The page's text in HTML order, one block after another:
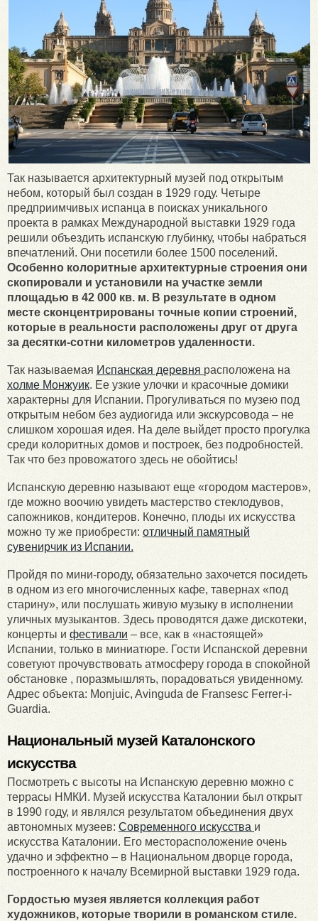
Так называется архитектурный музей под открытым
небом, который был создан в 1929 году. Четыре
предприимчивых испанца в поисках уникального
проекта в рамках Международной выставки 1929 года
решили объездить испанскую глубинку, чтобы набраться
впечатлений. Они посетили более 1500 поселений.
Особенно колоритные архитектурные строения они
скопировали и установили на участке земли
площадью в 42 000 кв. м. В результате в одном
месте сконцентрированы точные копии строений,
которые в реальности расположены друг от друга
за десятки-сотни километров удаленности.
Так называемая Испанская деревня расположена на
холме Монжуик. Ее узкие улочки и красочные домики
характерны для Испании. Прогуливаться по музею под
открытым небом без аудиогида или экскурсовода – не
слишком хорошая идея. На деле выйдет просто прогулка
среди колоритных домов и построек, без подробностей.
Так что без провожатого здесь не обойтись!
Испанскую деревню называют еще «городом мастеров»,
где можно воочию увидеть мастерство стеклодувов,
сапожников, кондитеров. Конечно, плоды их искусства
можно ту же приобрести: отличный памятный
сувенирчик из Испании.
Пройдя по мини-городу, обязательно захочется посидеть
в одном из его многочисленных кафе, тавернах «под
старину», или послушать живую музыку в исполнении
уличных музыкантов. Здесь проводятся даже дискотеки,
концерты и фестивали – все, как в «настоящей»
Испании, только в миниатюре. Гости Испанской деревни
советуют прочувствовать атмосферу города в спокойной
обстановке , поразмышлять, порадоваться увиденному.
Адрес объекта: Monjuic, Avinguda de Fransesc Ferrer-i-
Guardia.
Национальный музей Каталонского
искусства
Посмотреть с высоты на Испанскую деревню можно с
террасы НМКИ. Музей искусства Каталонии был открыт
в 1990 году, и являлся результатом объединения двух
автономных музеев: Современного искусства и
искусства Каталонии. Его месторасположение очень
удачно и эффектно – в Национальном дворце города,
построенного к началу Всемирной выставки 1929 года.
Гордостью музея является коллекция работ
художников, которые творили в романском стиле.